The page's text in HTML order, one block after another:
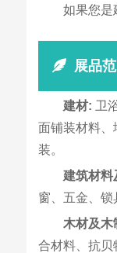
如果您是
展品
建材: 卫
面铺装材料、
装。
建筑材料
窗、五金、锁
木材及木
合材料、抗贝